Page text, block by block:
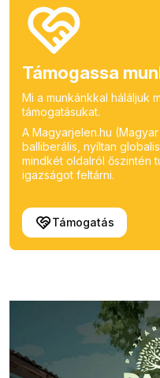
Támogassa
Mi a munkánkkal háláljuk
támogatásukat.
A Magyarjelen.hu
balliberális, nyíltan
mindkét oldalról őszintén
igazságot feltárni.
Támogatás